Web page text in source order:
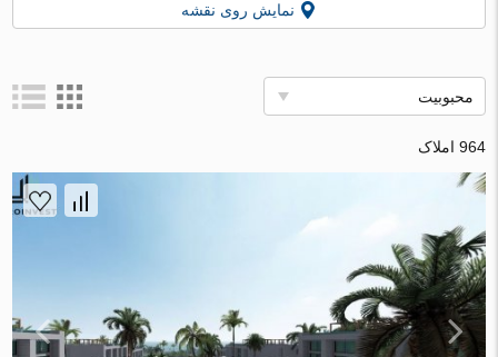
نمایش روی نقشه
محبوبیت
964 املاک